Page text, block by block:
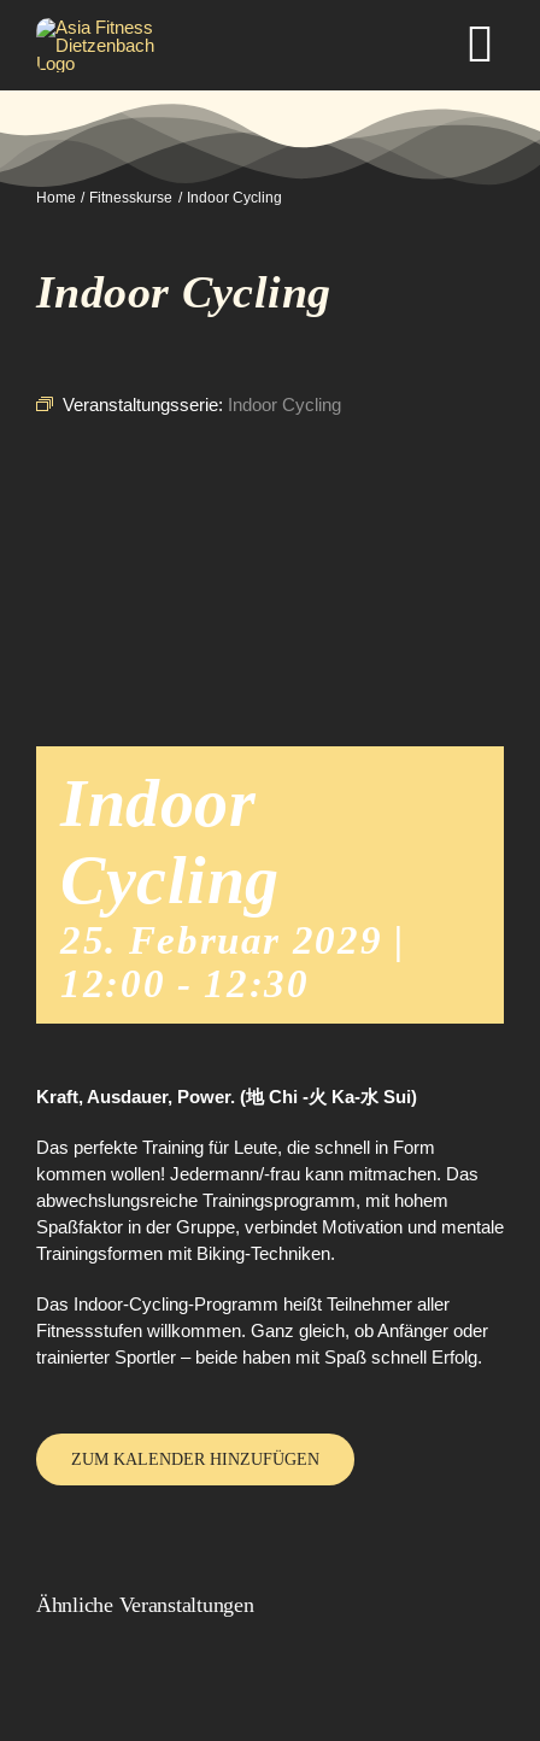
Inhalt
springen
Kurse
Selbstverteidigung
Home Fitnesskurse Indoor Cycling
Indoor Cycling
Veranstaltungsserie: Indoor Cycling
Indoor
Cycling
25. Februar 2029 |
12:00 - 12:30
Kraft, Ausdauer, Power. (地 Chi -火 Ka-水 Sui)
Das perfekte Training für Leute, die schnell in Form
kommen wollen! Jedermann/-frau kann mitmachen. Das
abwechslungsreiche Trainingsprogramm, mit hohem
Spaßfaktor in der Gruppe, verbindet Motivation und mentale
Trainingsformen mit Biking-Techniken.
Das Indoor-Cycling-Programm heißt Teilnehmer aller
Fitnessstufen willkommen. Ganz gleich, ob Anfänger oder
trainierter Sportler – beide haben mit Spaß schnell Erfolg.
ZUM KALENDER HINZUFÜGEN
Ähnliche Veranstaltungen